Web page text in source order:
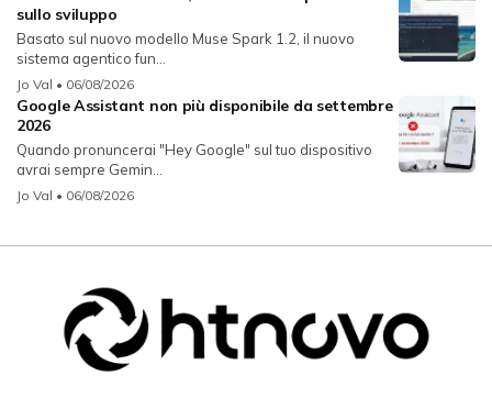
sullo sviluppo
Basato sul nuovo modello Muse Spark 1.2, il nuovo
sistema agentico fun...
Jo Val • 06/08/2026
Google Assistant non più disponibile da settembre
2026
Quando pronuncerai "Hey Google" sul tuo dispositivo
avrai sempre Gemin...
Jo Val • 06/08/2026